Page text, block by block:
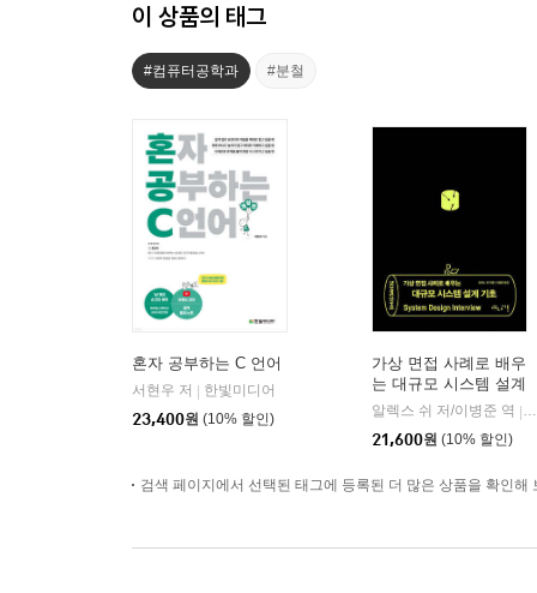
이 상품의 태그
#컴퓨터공학과 #분철
혼자 공부하는 C 언어
서현우 저
한빛미디어
23,400원 (10% 할인)
가상 면접 사례로 배우
는 대규모 시스템 설계
기초
알렉스 쉬 저/이병준 역
21,600원 (10% 할인)
검색 페이지에서 선택된 태그에 등록된 더 많은 상품을 확인해